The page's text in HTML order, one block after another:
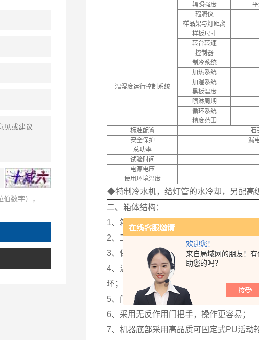
欢迎您！
来自局域网的朋友！
助您的吗？
辐照强度
辐照仪
样品架与灯距离
样板尺寸
转台转速
温湿度运行控制系统
控制器
制冷系统
加热系统
加湿系统
黑板温度
喷淋周期
循环系统
精度范围
标准配置
石
安全保护
漏
总功率
试验时间
电源电压
使用环境温度
◆特制冷水机，给灯管的水冷却，另配高
二、箱体结构：
1、箱体均采用（t=1.2mm）A3钢板数控
2、工作室采用（SUS304）不锈钢镜面板
3、保温材质高密度玻璃纤维棉厚度为
4、温湿度循环系统采用特制空调型低噪
环；
5、门与箱体之间采用双层耐高温之高张
6、采用无反作用门把手，操作更容易；
7、机器底部采用高品质可固定式PU活动
数字），